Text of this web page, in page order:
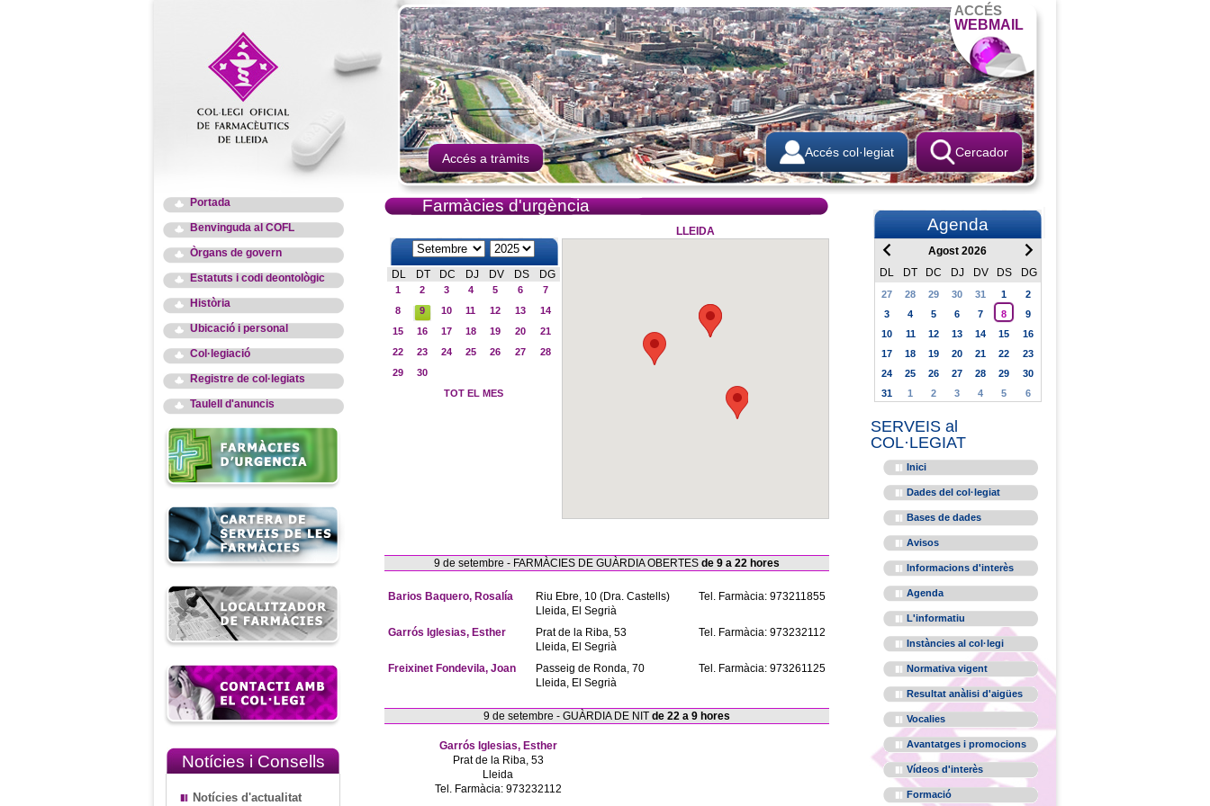
ACCÉS
WEBMAIL
Accés a tràmits Cercador
Accés col·legiat
Portada
Benvinguda al COFL
Òrgans de govern
Estatuts i codi deontològic
Història
Ubicació i personal
Col·legiació
Registre de col·legiats
Taulell d'anuncis
Notícies i Consells
Notícies d'actualitat
Farmàcies d'urgència
DL DT DC DJ DV DS DG
1 2 3 4 5 6
7
8
9 10 11 12 13
14
15
16 17 18 19 20
21
22
23 24 25 26 27
28
29
30
TOT EL MES
LLEIDA
9 de setembre - FARMÀCIES DE GUÀRDIA OBERTES de 9 a 22 hores
Barios Baquero, Rosalía
Riu Ebre, 10 (Dra. Castells)
Lleida, El Segrià
Tel. Farmàcia: 973211855
Garrós Iglesias, Esther
Prat de la Riba, 53
Lleida, El Segrià
Tel. Farmàcia: 973232112
Freixinet Fondevila, Joan
Passeig de Ronda, 70
Lleida, El Segrià
Tel. Farmàcia: 973261125
9 de setembre - GUÀRDIA DE NIT de 22 a 9 hores
Garrós Iglesias, Esther
Prat de la Riba, 53
Lleida
Tel. Farmàcia: 973232112
Agenda
Agost 2026
DL
DT DC DJ DV DS DG
27 28 29 30 31 1
2
3
4 5 6 7 8
9
10
11 12 13 14 15
16
17
18 19 20 21 22
23
24
25 26 27 28 29
30
31
1 2 3 4 5 6
SERVEIS al
COL·LEGIAT
Inici
Dades del col·legiat
Bases de dades
Avisos
Informacions d'interès
Agenda
L'informatiu
Instàncies al col·legi
Normativa vigent
Resultat anàlisi d'aigües
Vocalies
Avantatges i promocions
Vídeos d'interès
Formació